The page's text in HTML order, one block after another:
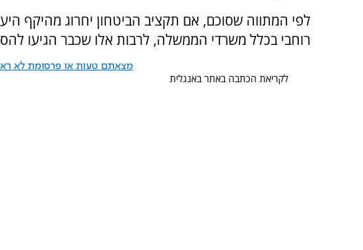
לפי המתווה שסוכם, אם תקציב הביטחון יחרוג מהיקף
רוחבי בכלל משרדי הממשלה, לרבות אלו שכבר הגיעו
מצאתם טעות או פרסומת לא
לקריאת הכתבה באתר באנגלית